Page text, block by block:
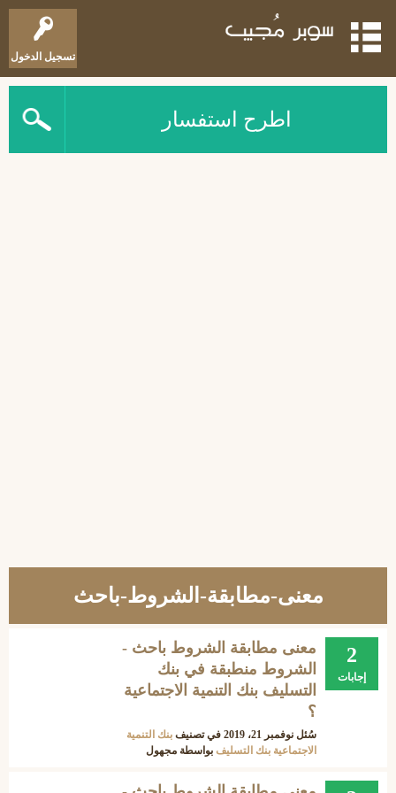
تسجيل الدخول
اطرح استفسار
معنى-مطابقة-الشروط-باحث
2
إجابات
معنى مطابقة الشروط باحث -
الشروط منطبقة في بنك
التسليف بنك التنمية الاجتماعية
؟
سُئل نوفمبر 21، 2019 في تصنيف بنك التنمية
الاجتماعية بنك التسليف بواسطة مجهول